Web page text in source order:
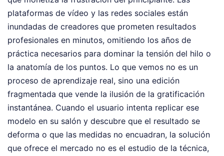
plataformas de vídeo y las redes sociales están
inundadas de creadores que prometen resultados
profesionales en minutos, omitiendo los años de
práctica necesarios para dominar la tensión del hilo o
la anatomía de los puntos. Lo que vemos no es un
proceso de aprendizaje real, sino una edición
fragmentada que vende la ilusión de la gratificación
instantánea. Cuando el usuario intenta replicar ese
modelo en su salón y descubre que el resultado se
deforma o que las medidas no encuadran, la solución
que ofrece el mercado no es el estudio de la técnica,